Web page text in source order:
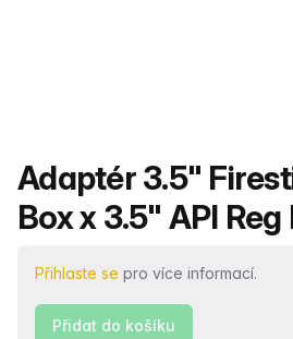
Název
Adaptér 3.5"
Box x 3.5" API Reg
Přihlaste se pro více informací.
Přidat do košíku